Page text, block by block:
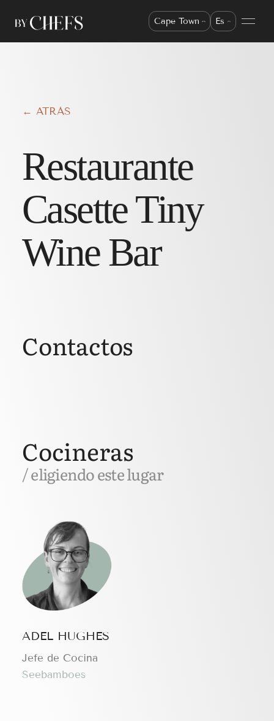
Cape Town Es
← ATRÁS
Restaurante
Casette Tiny
Wine Bar
Cocineras
/ eligiendo este lugar
ADEL HUGHES
Jefe de Cocina
Seebamboes
Contactos